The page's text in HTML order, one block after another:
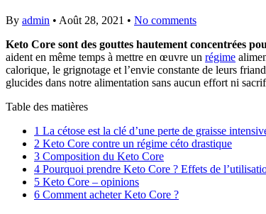
By admin • Août 28, 2021 • No comments
Keto Core sont des gouttes hautement concentrées
aident en même temps à mettre en œuvre un régime
calorique, le grignotage et l’envie constante de leurs
glucides dans notre alimentation sans aucun effort ni
Table des matières
1 La cétose est la clé d’une perte de graisse
2 Keto Core contre un régime céto drastique
3 Composition du Keto Core
4 Pourquoi prendre Keto Core ? Effets de
5 Keto Core – opinions
6 Comment acheter Keto Core ?